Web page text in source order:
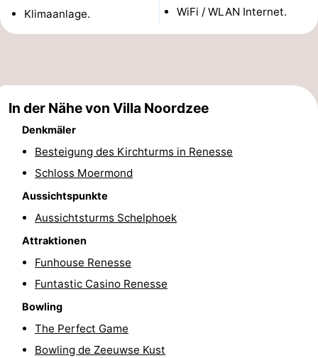
van
Valleien
Wijde
-
Hof
Haamstede
Zimmer
Frühstück)
Lastminutes
Strand
Museen
Denkmäler
Mühlen
Klimaanlage.
WiFi / WLAN Internet.
In der Nähe von Villa Noordzee
Denkmäler
Besteigung des Kirchturms in Renesse
Schloss Moermond
Aussichtspunkte
Aussichtsturms Schelphoek
Attraktionen
Funhouse Renesse
Funtastic Casino Renesse
Bowling
The Perfect Game
Bowling de Zeeuwse Kust